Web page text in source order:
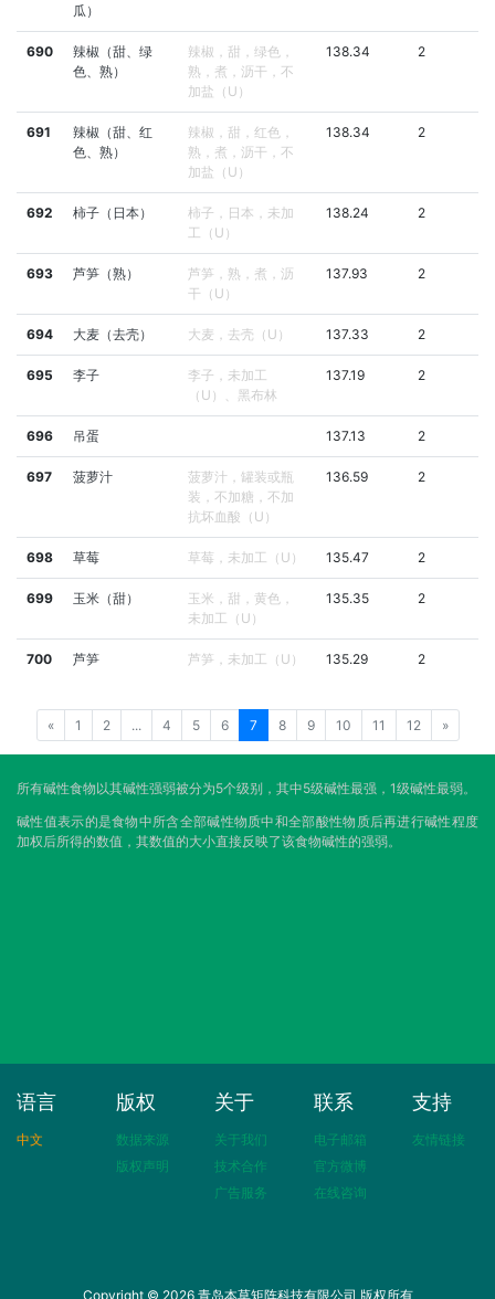
瓜）
690
辣椒（甜、绿
色、熟）
辣椒，甜，绿色，
熟，煮，沥干，不
加盐（U）
138.34 2
691
辣椒（甜、红
色、熟）
辣椒，甜，红色，
熟，煮，沥干，不
加盐（U）
138.34 2
692 柿子（日本）
柿子，日本，未加
工（U）
138.24 2
693 芦笋（熟）
芦笋，熟，煮，沥
干（U）
137.93 2
694 大麦（去壳） 大麦，去壳（U） 137.33 2
695 李子
李子，未加工
（U）、黑布林
137.19 2
696 吊蛋 137.13 2
697 菠萝汁
菠萝汁，罐装或瓶
装，不加糖，不加
抗坏血酸（U）
136.59 2
698 草莓 草莓，未加工（U） 135.47 2
699 玉米（甜）
玉米，甜，黄色，
未加工（U）
135.35 2
700 芦笋 芦笋，未加工（U） 135.29 2
« 1 2 ... 4 5 6 7 8 9 10 11 12 »
所有碱性食物以其碱性强弱被分为5个级别，其中5级碱性最强，1级碱性最弱。
碱性值表示的是食物中所含全部碱性物质中和全部酸性物质后再进行碱性程度
加权后所得的数值，其数值的大小直接反映了该食物碱性的强弱。
语言
中文
版权
数据来源
版权声明
关于
关于我们
技术合作
广告服务
联系
电子邮箱
官方微博
在线咨询
支持
友情链接
Copyright © 2026 青岛本草矩阵科技有限公司 版权所有